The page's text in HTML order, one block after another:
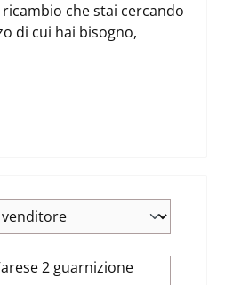
che stai cercando
di cui hai bisogno,